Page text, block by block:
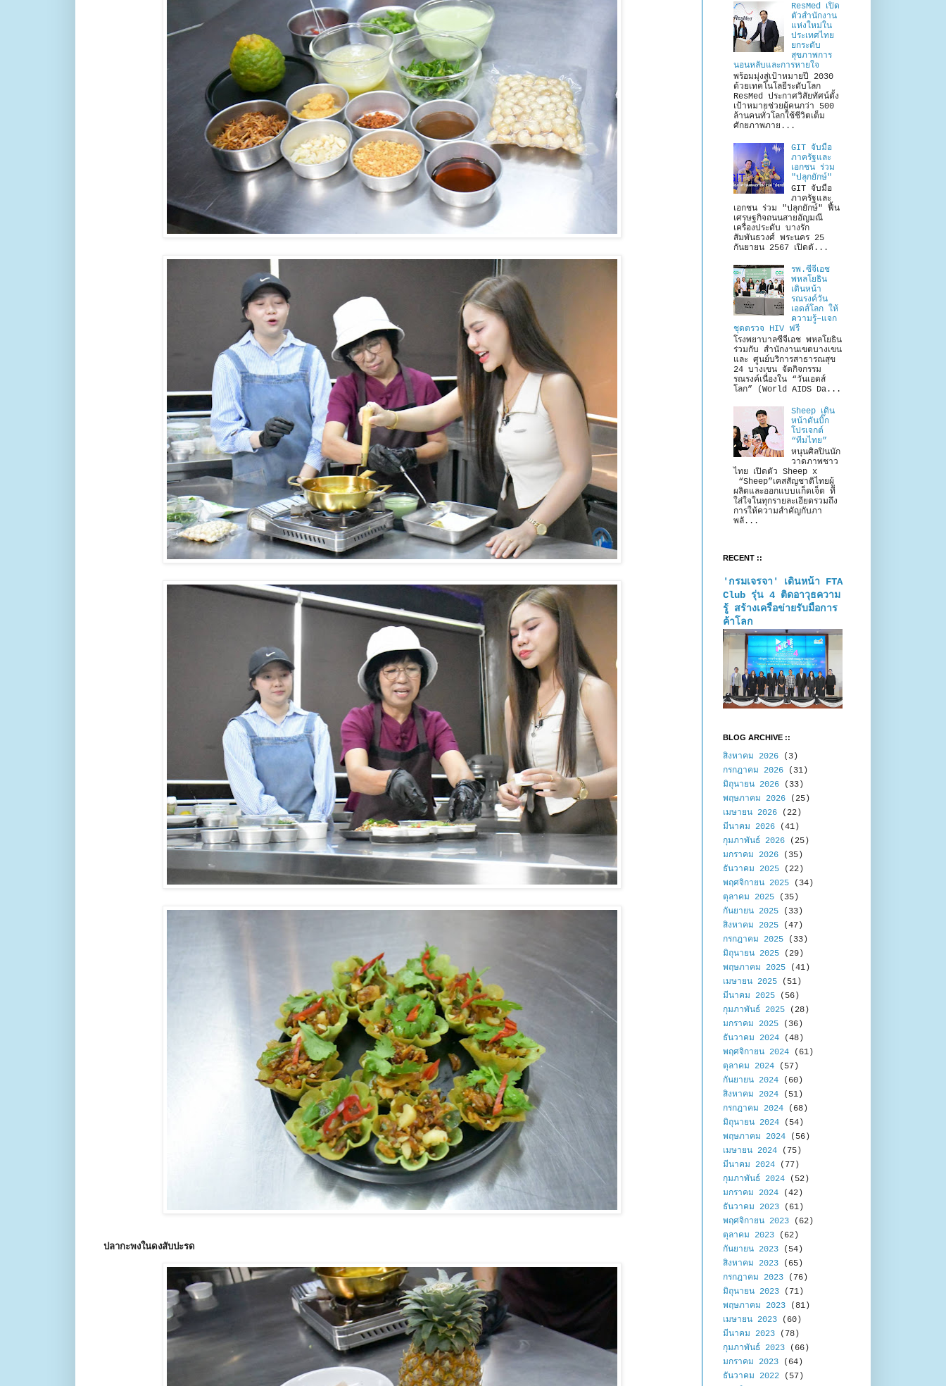
ปลากะพงในดงสับปะรด
ResMed เปิด
ตัวสำนักงาน
แห่งใหม่ใน
ประเทศไทย
ยกระดับ
สุขภาพการ
นอนหลับและการหายใจ
พร้อมมุ่งสู่เป้าหมายปี 2030
ด้วยเทคโนโลยีระดับโลก
ResMed ประกาศวิสัยทัศน์ตั้ง
เป้าหมายช่วยผู้คนกว่า 500
ล้านคนทั่วโลกใช้ชีวิตเต็ม
ศักยภาพภาย...
GIT จับมือ
ภาครัฐและ
เอกชน ร่วม
"ปลุกยักษ์"
GIT จับมือ
ภาครัฐและ
เอกชน ร่วม "ปลุกยักษ์" ฟื้น
เศรษฐกิจถนนสายอัญมณี
เครื่องประดับ บางรัก
สัมพันธวงศ์ พระนคร 25
กันยายน 2567 เปิดตั...
รพ.ซีจีเอช
พหลโยธิน
เดินหน้า
รณรงค์วัน
เอดส์โลก ให้
ความรู้–แจก
ชุดตรวจ HIV ฟรี
โรงพยาบาลซีจีเอช พหลโยธิน
ร่วมกับ สำนักงานเขตบางเขน
และ ศูนย์บริการสาธารณสุข
24 บางเขน จัดกิจกรรม
รณรงค์เนื่องใน “วันเอดส์
โลก” (World AIDS Da...
Sheep เดิน
หน้าดันบิ๊ก
โปรเจกต์
“ทีมไทย”
หนุนศิลปินนัก
วาดภาพชาว
ไทย เปิดตัว Sheep x
“Sheep”เคสสัญชาติไทยผู้
ผลิตและออกแบบแก็ดเจ็ต ที่
ใส่ใจในทุกรายละเอียดรวมถึง
การให้ความสำคัญกับภา
พลั...
RECENT ::
'กรมเจรจา' เดินหน้า FTA
Club รุ่น 4 ติดอาวุธความ
รู้ สร้างเครือข่ายรับมือการ
ค้าโลก
BLOG ARCHIVE ::
สิงหาคม 2026 (3)
กรกฎาคม 2026 (31)
มิถุนายน 2026 (33)
พฤษภาคม 2026 (25)
เมษายน 2026 (22)
มีนาคม 2026 (41)
กุมภาพันธ์ 2026 (25)
มกราคม 2026 (35)
ธันวาคม 2025 (22)
พฤศจิกายน 2025 (34)
ตุลาคม 2025 (35)
กันยายน 2025 (33)
สิงหาคม 2025 (47)
กรกฎาคม 2025 (33)
มิถุนายน 2025 (29)
พฤษภาคม 2025 (41)
เมษายน 2025 (51)
มีนาคม 2025 (56)
กุมภาพันธ์ 2025 (28)
มกราคม 2025 (36)
ธันวาคม 2024 (48)
พฤศจิกายน 2024 (61)
ตุลาคม 2024 (57)
กันยายน 2024 (60)
สิงหาคม 2024 (51)
กรกฎาคม 2024 (68)
มิถุนายน 2024 (54)
พฤษภาคม 2024 (56)
เมษายน 2024 (75)
มีนาคม 2024 (77)
กุมภาพันธ์ 2024 (52)
มกราคม 2024 (42)
ธันวาคม 2023 (61)
พฤศจิกายน 2023 (62)
ตุลาคม 2023 (62)
กันยายน 2023 (54)
สิงหาคม 2023 (65)
กรกฎาคม 2023 (76)
มิถุนายน 2023 (71)
พฤษภาคม 2023 (81)
เมษายน 2023 (60)
มีนาคม 2023 (78)
กุมภาพันธ์ 2023 (66)
มกราคม 2023 (64)
ธันวาคม 2022 (57)